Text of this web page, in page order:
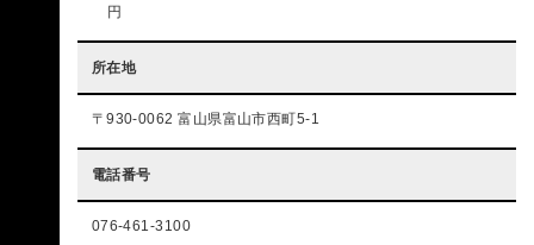
円
所在地
〒930-0062 富山県富山市西町5-1
電話番号
076-461-3100